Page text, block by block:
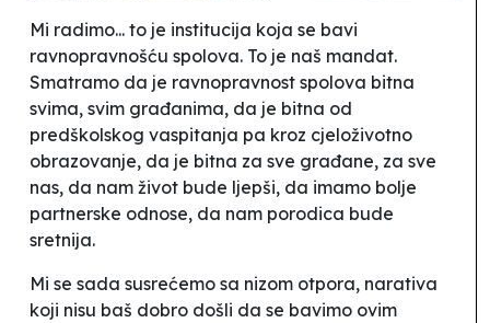
Mi radimo... to je institucija koja se bavi
ravnopravnošću spolova. To je naš mandat.
Smatramo da je ravnopravnost spolova bitna
svima, svim građanima, da je bitna od
predškolskog vaspitanja pa kroz cjeloživotno
obrazovanje, da je bitna za sve građane, za sve
nas, da nam život bude ljepši, da imamo bolje
partnerske odnose, da nam porodica bude
sretnija.
Mi se sada susrećemo sa nizom otpora, narativa
koji nisu baš dobro došli da se bavimo ovim